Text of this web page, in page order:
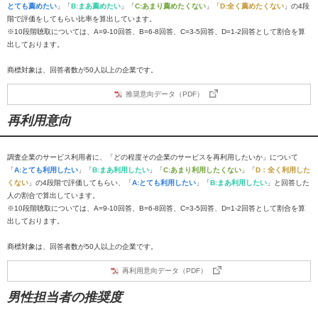
とても薦めたい 」「B:まあ薦めたい 」「C:あまり薦めたくない 」「D:全く薦めたくない 」の4段
階で評価をしてもらい比率を算出しています。
※10段階聴取については、A=9-10回答、B=6-8回答、C=3-5回答、D=1-2回答として割合を算
出しております。
商標対象は、回答者数が50人以上の企業です。
推奨意向データ（PDF）
再利用意向
調査企業のサービス利用者に、「どの程度その企業のサービスを再利用したいか」について
「A:とても利用したい 」「B:まあ利用したい 」「C:あまり利用したくない 」「D：全く利用した
くない 」の4段階で評価してもらい、「A:とても利用したい 」「B:まあ利用したい 」と回答した
人の割合で算出しています。
※10段階聴取については、A=9-10回答、B=6-8回答、C=3-5回答、D=1-2回答として割合を算
出しております。
商標対象は、回答者数が50人以上の企業です。
再利用意向データ（PDF）
男性担当者の推奨度